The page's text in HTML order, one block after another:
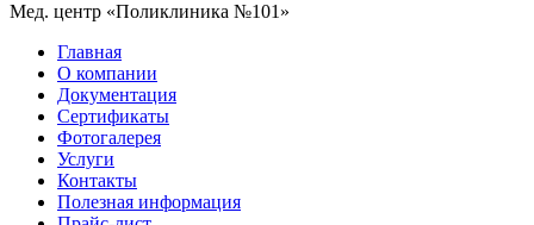
Мед. центр «Поликлиника №101»
Главная
О компании
Документация
Сертификаты
Фотогалерея
Услуги
Контакты
Полезная информация